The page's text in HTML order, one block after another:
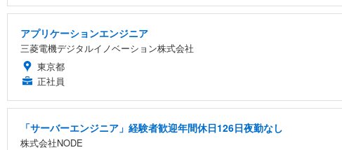
アプリケーションエンジニア
三菱電機デジタルイノベーション株式会社
東京都
正社員
「サーバーエンジニア」経験者歓迎年間休日126日夜勤なし
株式会社NODE